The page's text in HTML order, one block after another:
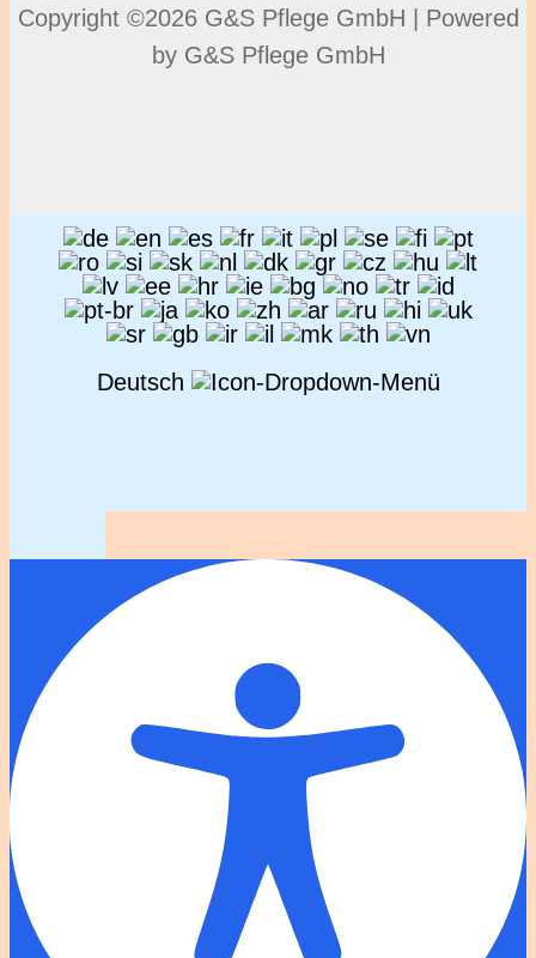
Copyright ©2026 G&S Pflege GmbH | Powered
by G&S Pflege GmbH
Deutsch